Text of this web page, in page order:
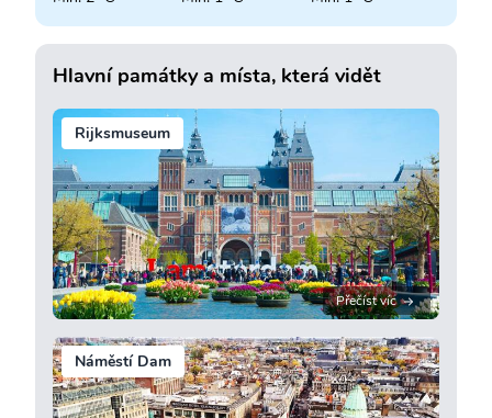
Hlavní památky a místa, která vidět
Rijksmuseum
Přečíst víc
Náměstí Dam